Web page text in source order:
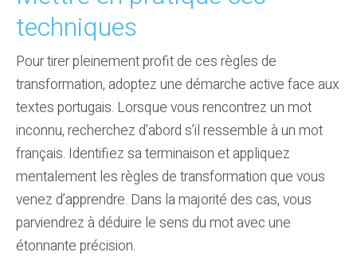
techniques
Pour tirer pleinement profit de ces règles de
transformation, adoptez une démarche active face aux
textes portugais. Lorsque vous rencontrez un mot
inconnu, recherchez d’abord s’il ressemble à un mot
français. Identifiez sa terminaison et appliquez
mentalement les règles de transformation que vous
venez d’apprendre. Dans la majorité des cas, vous
parviendrez à déduire le sens du mot avec une
étonnante précision.